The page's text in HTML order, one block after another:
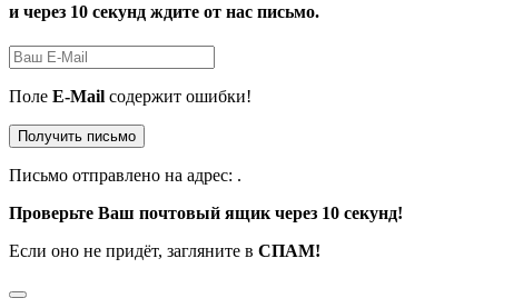
и через 10 секунд ждите от нас письмо.
Поле E-Mail содержит ошибки!
Получить письмо
Письмо отправлено на адрес: .
Проверьте Ваш почтовый ящик через 10 секунд!
Если оно не придёт, загляните в СПАМ!